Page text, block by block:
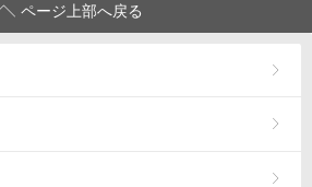
ページ上部へ戻る